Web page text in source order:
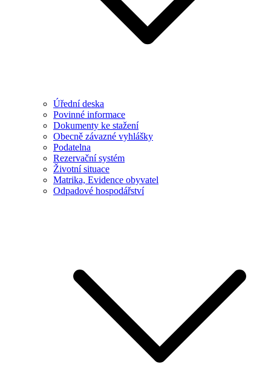
Úřední deska
Povinné informace
Dokumenty ke stažení
Obecně závazné vyhlášky
Podatelna
Rezervační systém
Životní situace
Matrika, Evidence obyvatel
Odpadové hospodářství